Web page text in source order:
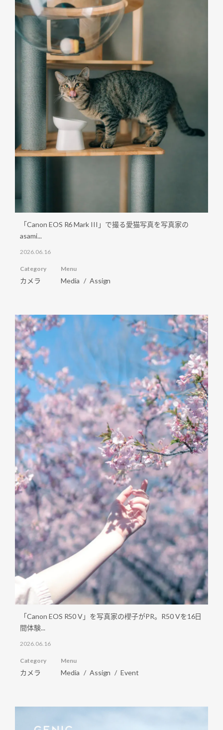
「Canon EOS R6 Mark III」で撮る愛猫写真を写真家の
asami...
2026.06.16
Category
カメラ
Menu
Media Assign
「Canon EOS R50 V」を写真家の櫻子がPR。R50 Vを16日
間体験...
2026.06.16
Category
カメラ
Menu
Media Assign Event